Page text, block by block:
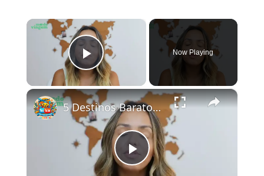
×
Play Video
Now Playing
×
Play Video
5 Destinos Baratos no Brasil Para Conhecer e Amar! 🇧🇷✨